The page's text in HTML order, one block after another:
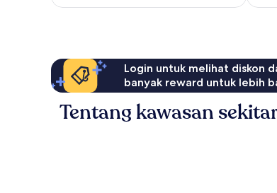
Login untuk melihat diskon
banyak reward untuk lebih
Tentang kawasan